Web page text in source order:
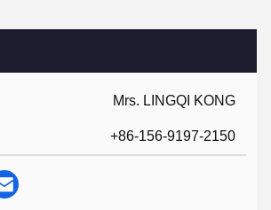
Mrs. LINGQI KONG
+86-156-9197-2150